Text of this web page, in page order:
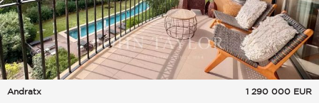
Andratx
1 290 000 EUR